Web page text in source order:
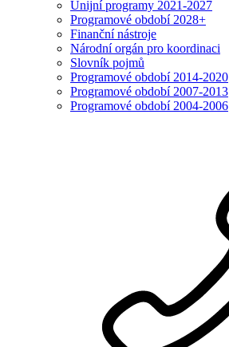
Unijní programy 2021-2027
Programové období 2028+
Finanční nástroje
Národní orgán pro koordinaci
Slovník pojmů
Programové období 2014-2020
Programové období 2007-2013
Programové období 2004-2006